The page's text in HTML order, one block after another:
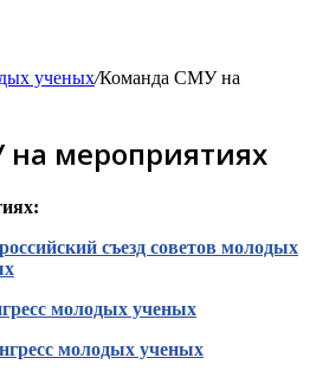
ученых/Команда СМУ на
мероприятиях
съезд советов молодых
молодых ученых
молодых ученых